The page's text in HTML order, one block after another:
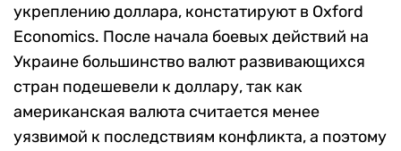
укреплению доллара, констатируют в Oxford
Economics. После начала боевых действий на
Украине большинство валют развивающихся
стран подешевели к доллару, так как
американская валюта считается менее
уязвимой к последствиям конфликта, а поэтому